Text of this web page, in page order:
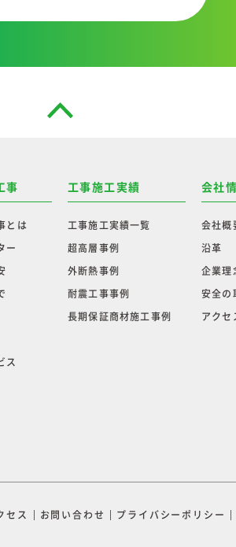
事
とは
ー
ス
工事施工実績
工事施工実績一覧
超高層事例
外断熱事例
耐震工事事例
長期保証商材施工事例
会社
会社概
沿革
企業理
安全の
アクセ
セス お問い合わせ プライバシーポリシー